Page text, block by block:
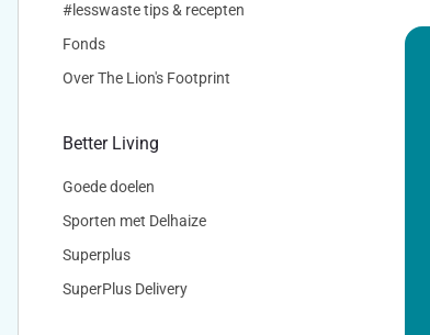
#lesswaste tips & recepten
Fonds
Over The Lion's Footprint
Better Living
Goede doelen
Sporten met Delhaize
Superplus
SuperPlus Delivery